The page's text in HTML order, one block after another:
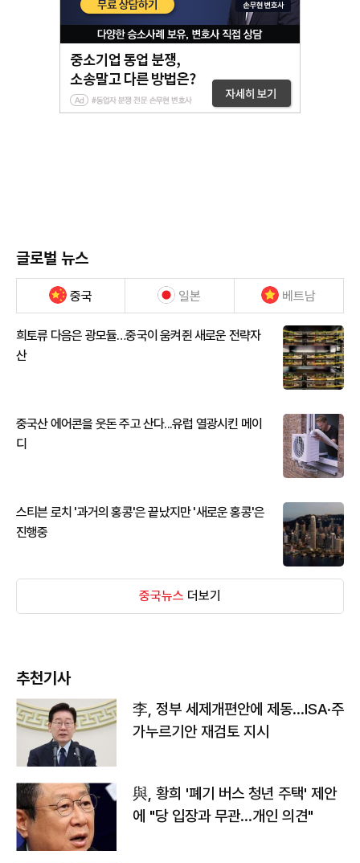
글로벌 뉴스
중국 일본 베트남
희토류 다음은 광모듈…중국이 움켜쥔 새로운 전략자
산
중국산 에어콘을 웃돈 주고 산다...유럽 열광시킨 메이
디
스티븐 로치 '과거의 홍콩'은 끝났지만 '새로운 홍콩'은
진행중
중국뉴스 더보기
추천기사
李, 정부 세제개편안에 제동…ISA·주
가누르기안 재검토 지시
與, 황희 '폐기 버스 청년 주택' 제안
에 "당 입장과 무관…개인 의견"